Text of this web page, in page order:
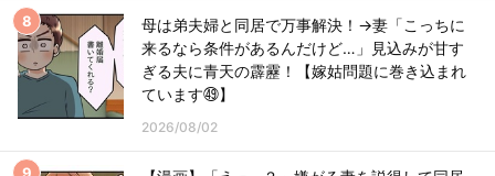
母は弟夫婦と同居で万事解決！→妻「こっちに
来るなら条件があるんだけど…」見込みが甘す
ぎる夫に青天の霹靂！【嫁姑問題に巻き込まれ
ています㊾】
2026/08/02